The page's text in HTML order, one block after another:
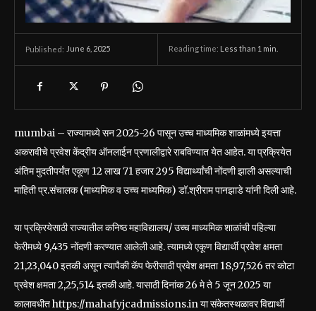
Published: June 6, 2025 Reading time: Less than 1 min.
mumbai – राज्यामध्ये सन 2025-26 पासून उच्च माध्यमिक शाळांमध्ये इयत्ता
अकरावीचे प्रवेश केंद्रीय ऑनलाईन प्रणालीद्वारे राबविण्यात येत आहेत. या प्रक्रियेत
अंतिम मुदतीपर्यंत एकूण 12 लाख 71 हजार 295 विद्यार्थ्यांची नोंदणी झाली असल्याची
माहिती प्र.संचालक (माध्यमिक व उच्च माध्यमिक) डॉ.श्रीराम पानझाडे यांनी दिली आहे.
या प्रक्रियेसाठी राज्यातील कनिष्ठ महाविद्यालय/ उच्च माध्यमिक शाळांची पहिल्या
फेरीमध्ये 9,435 नोंदणी करण्यात आलेली आहे. त्यामध्ये एकूण विद्यार्थी प्रवेश क्षमता
21,23,040 इतकी असून त्यापैकी कॅप फेरीसाठी प्रवेश क्षमता 18,97,526 तर कोटा
प्रवेश क्षमता 2,25,514 इतकी आहे. यासाठी दिनांक 26 मे ते 5 जून 2025 या
कालावधीत https://mahafyjcadmissions.in या संकेतस्थळावर विद्यार्थी